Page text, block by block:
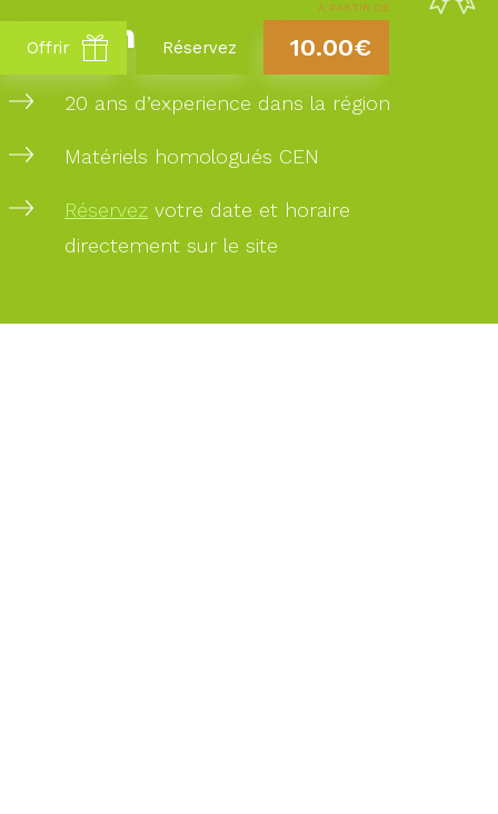
Takamaka
20 ans d’experience dans la région
Matériels homologués CEN
Réservez votre date et horaire
directement sur le site
Offrir Réservez
À PARTIR DE
10.00€
PAIEMENT
PAIEMENT